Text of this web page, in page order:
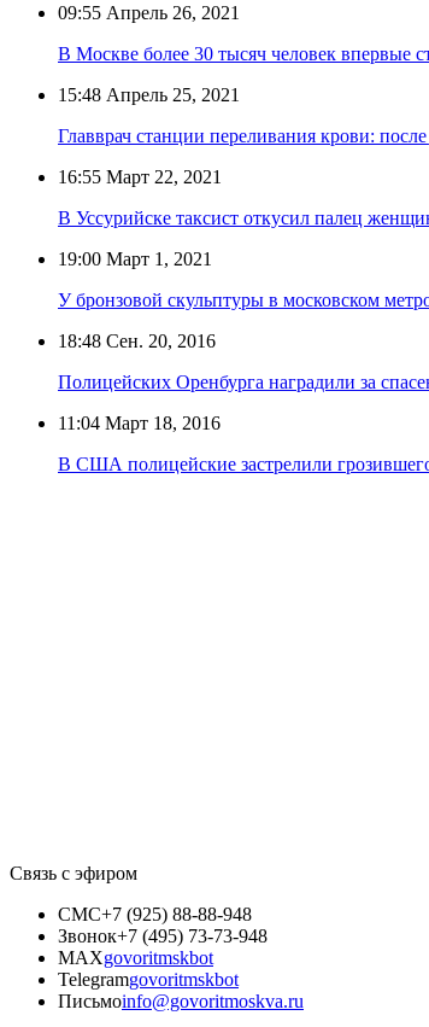
09:55 Апрель 26, 2021
В Москве более 30 тысяч человек впервые
15:48 Апрель 25, 2021
Главврач станции переливания крови:
16:55 Март 22, 2021
В Уссурийске таксист откусил палец
19:00 Март 1, 2021
У бронзовой скульптуры в московском
18:48 Сен. 20, 2016
Полицейских Оренбурга наградили за
11:04 Март 18, 2016
В США полицейские застрелили
Связь с эфиром
СМС+7 (925) 88-88-948
Звонок+7 (495) 73-73-948
MAXgovoritmskbot
Telegramgovoritmskbot
Письмоinfo@govoritmoskva.ru